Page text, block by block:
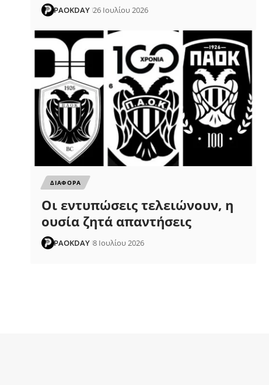
PAOKDAY 26 Ιουλίου 2026
ΔΙΑΦΟΡΑ
Οι εντυπώσεις τελειώνουν, η
ουσία ζητά απαντήσεις
PAOKDAY 8 Ιουλίου 2026